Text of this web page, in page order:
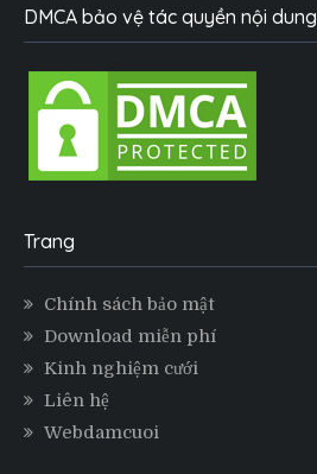
DMCA bảo vệ tác quyền nội dung
Trang
Chính sách bảo mật
Download miễn phí
Kinh nghiệm cưới
Liên hệ
Webdamcuoi